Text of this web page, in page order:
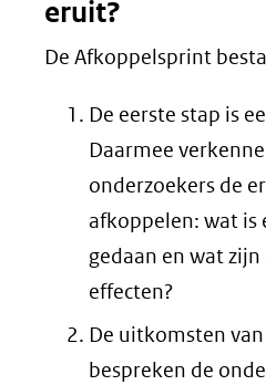
eruit?
De Afkoppelsprint
De eerste stap is
Daarmee
onderzoekers de
afkoppelen: wat is
gedaan en wat
effecten?
De uitkomsten
bespreken de